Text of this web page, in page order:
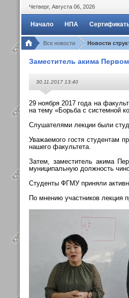
Четверг, Августа 06 2026
Начало НПА
Все новости Новости
Заместитель акима
30.11.2017 13:40
29 ноября 2017 года на
на тему «Борьба с системной
Слушателями лекции были
Уважаемого гостя студентам
нашего факультета.
Затем, заместитель акима
муниципальную должность
Студенты ФГМУ приняли
По мнению участников лекция